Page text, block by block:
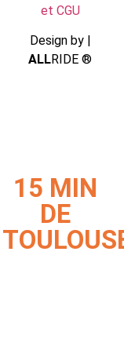
et CGU
Design by |
ALLRIDE ®
15 MIN
DE